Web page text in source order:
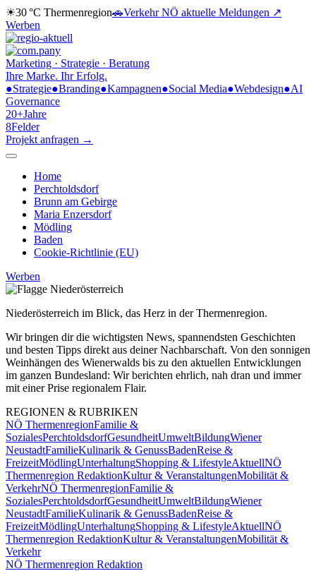
☀30 °C Thermenregion🚗Verkehr NÖ aktuelle Meldungen ↗
Werben
Marketing · Strategie · Beratung
Ihre Marke. Ihr Erfolg.
●Strategie●Branding●Kampagnen●Social Media●Webdesign●AI
Governance
20+Jahre
8Felder
Projekt anfragen →
Home
Perchtoldsdorf
Brunn am Gebirge
Maria Enzersdorf
Mödling
Baden
Cookie-Richtlinie (EU)
Werben
Niederösterreich im Blick, das Herz in der Thermenregion.
Wir bringen dir die wichtigsten News, spannendsten Geschichten
und besten Tipps direkt aus deiner Nachbarschaft. Von den sonnigen
Weinhängen des Wienerwalds bis zu den aktuellen Entwicklungen
im ganzen Bundesland: Wir berichten ehrlich, nah dran und immer
mit einer Prise regionalem Flair.
REGIONEN & RUBRIKEN
NÖ ThermenregionFamilie &
SozialesPerchtoldsdorfGesundheitUmweltBildungWiener
NeustadtFamilieKulinarik & GenussBadenReise &
FreizeitMödlingUnterhaltungShopping & LifestyleAktuellNÖ
Thermenregion RedaktionKultur & VeranstaltungenMobilität &
VerkehrNÖ ThermenregionFamilie &
SozialesPerchtoldsdorfGesundheitUmweltBildungWiener
NeustadtFamilieKulinarik & GenussBadenReise &
FreizeitMödlingUnterhaltungShopping & LifestyleAktuellNÖ
Thermenregion RedaktionKultur & VeranstaltungenMobilität &
Verkehr
NÖ Thermenregion Redaktion